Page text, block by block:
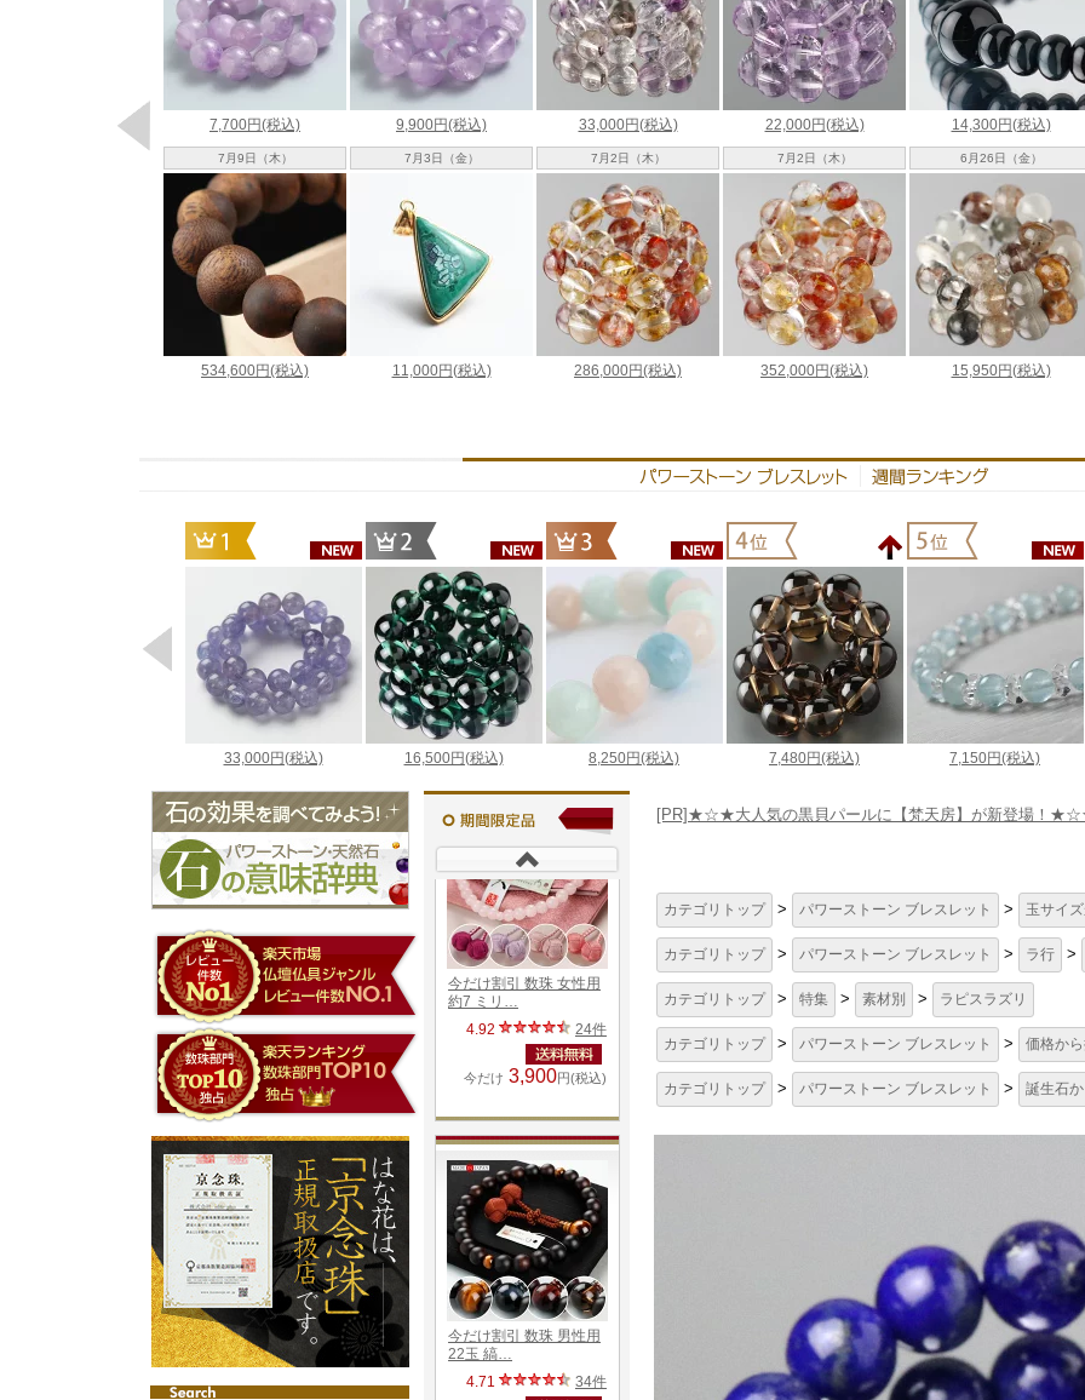
[PR]★☆★大人気の黒貝パールに【梵天房】が新登場！
カテゴリトップ > パワーストーン ブレスレット > 玉サイ
カテゴリトップ > パワーストーン ブレスレット > ラ行 >
カテゴリトップ > 特集 > 素材別 > ラピスラズリ
カテゴリトップ > パワーストーン ブレスレット > 価格か
カテゴリトップ > パワーストーン ブレスレット > 誕生石